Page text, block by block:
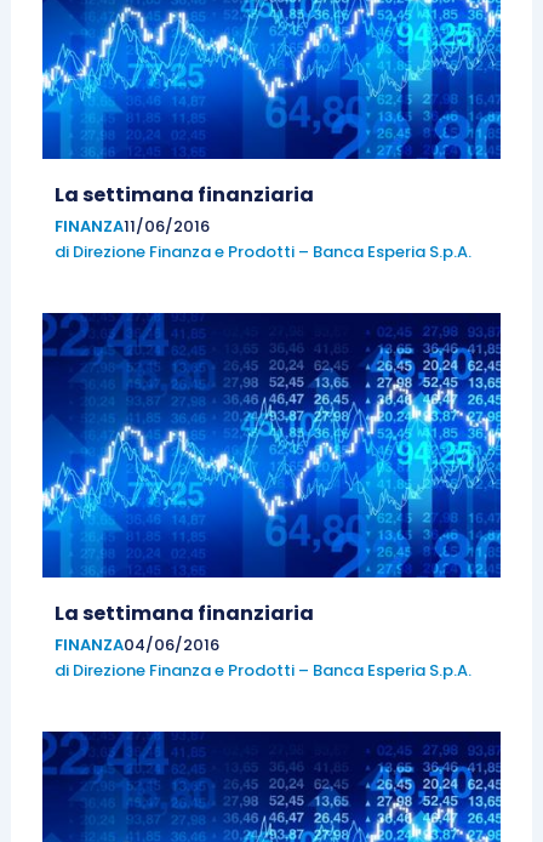
La settimana finanziaria
FINANZA11/06/2016
di Direzione Finanza e Prodotti – Banca Esperia S.p.A.
La settimana finanziaria
FINANZA04/06/2016
di Direzione Finanza e Prodotti – Banca Esperia S.p.A.